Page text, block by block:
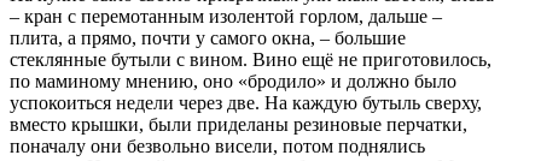
– кран с перемотанным изолентой горлом, дальше –
плита, а прямо, почти у самого окна, – большие
стеклянные бутыли с вином. Вино ещё не приготовилось,
по маминому мнению, оно «бродило» и должно было
успокоиться недели через две. На каждую бутыль сверху,
вместо крышки, были приделаны резиновые перчатки,
поначалу они безвольно висели, потом поднялись